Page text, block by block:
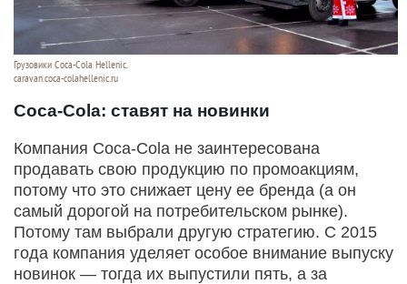
Грузовики Coca-Cola Hellenic.
caravan.coca-colahellenic.ru
Coca-Cola: ставят на новинки
Компания Coca-Cola не заинтересована
продавать свою продукцию по промоакциям,
потому что это снижает цену ее бренда (а он
самый дорогой на потребительском рынке).
Потому там выбрали другую стратегию. С 2015
года компания уделяет особое внимание выпуску
новинок — тогда их выпустили пять, а за